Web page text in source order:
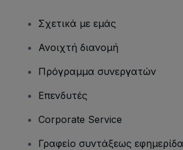
Σχετικά με εμάς
Ανοιχτή διανομή
Πρόγραμμα συνεργατών
Επενδυτές
Corporate Service
Γραφείο συντάξεως